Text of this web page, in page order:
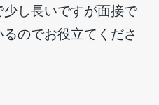
し長いですが面接で
のでお役立てくださ